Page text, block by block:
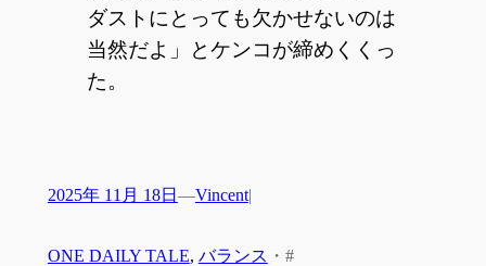
ダストにとっても欠かせないのは
当然だよ」とケンコが締めくくっ
た。
2025年 11月 18日 —Vincent|
ONE DAILY TALE, バランス ・ #